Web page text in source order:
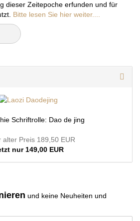
dieser Zeitepoche erfunden und für
Bitte lesen Sie hier weiter....
Schriftrolle: Dao de jing
alter Preis 189,50 EUR
nur 149,00 EUR
und keine Neuheiten und